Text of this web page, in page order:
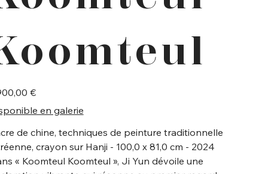
€
en galerie
de chine, techniques de peinture traditionnelle
crayon sur Hanji - 100,0 x 81,0 cm - 2024
« Koomteul Koomteul », Ji Yun dévoile une